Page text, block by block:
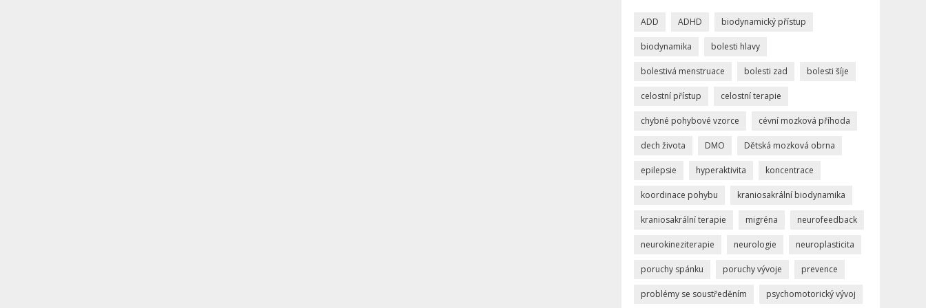
ADD ADHD biodynamický přístup
biodynamika bolesti hlavy
bolestivá menstruace bolesti zad bolesti šíje
celostní přístup celostní terapie
chybné pohybové vzorce cévní mozková příhoda
dech života DMO Dětská mozková obrna
epilepsie hyperaktivita koncentrace
koordinace pohybu kraniosakrální biodynamika
kraniosakrální terapie migréna neurofeedback
neurokineziterapie neurologie neuroplasticita
poruchy spánku poruchy vývoje prevence
problémy se soustředěním psychomotorický vývoj